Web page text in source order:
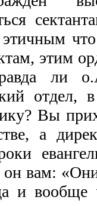
этичным
этим
ли
отдел,
Вы
а
вам:
и вообще